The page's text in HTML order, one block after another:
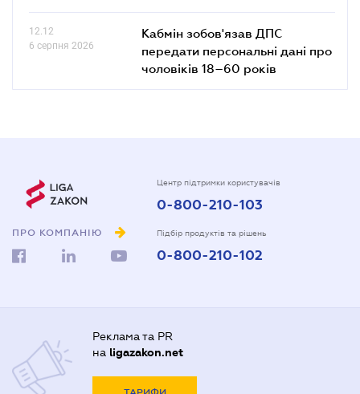
12.12
6 серпня 2026
Кабмін зобов'язав ДПС
передати персональні дані про
чоловіків 18–60 років
ПРО КОМПАНІЮ
Центр підтримки користувачів
0-800-210-103
Підбір продуктів та рішень
0-800-210-102
Реклама та PR
на ligazakon.net